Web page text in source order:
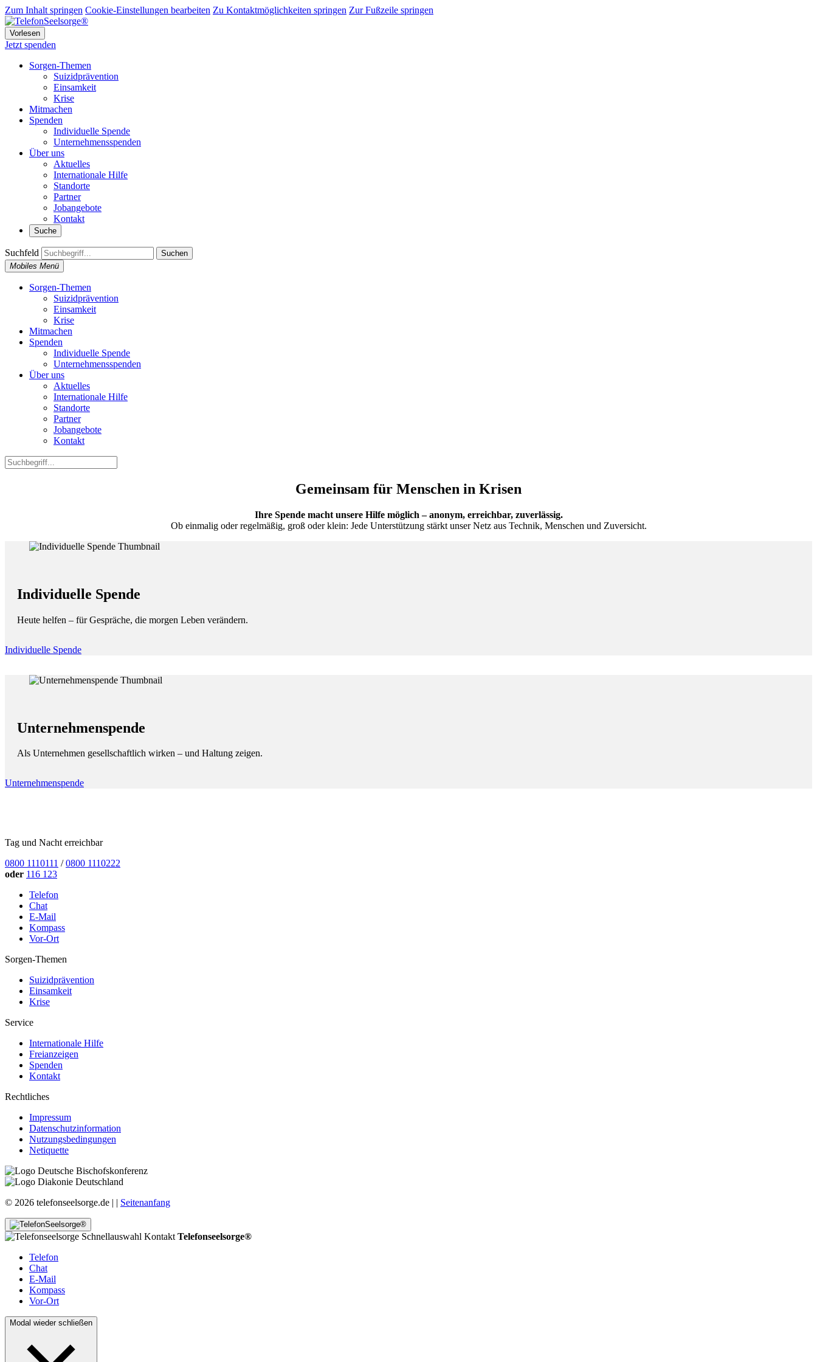
Zum Inhalt springen Cookie-Einstellungen bearbeiten Zu Kontaktmöglichkeiten springen Zur Fußzeile springen
Vorlesen
Jetzt spenden
Sorgen-Themen
Suizidprävention
Einsamkeit
Krise
Mitmachen
Spenden
Individuelle Spende
Unternehmensspenden
Über uns
Aktuelles
Internationale Hilfe
Standorte
Partner
Jobangebote
Kontakt
Suche
Suchfeld
Suchen
Mobiles Menü
Sorgen-Themen
Suizidprävention
Einsamkeit
Krise
Mitmachen
Spenden
Individuelle Spende
Unternehmensspenden
Über uns
Aktuelles
Internationale Hilfe
Standorte
Partner
Jobangebote
Kontakt
Gemeinsam für Menschen in Krisen
Ihre Spende macht unsere Hilfe möglich – anonym, erreichbar, zuverlässig.
Ob einmalig oder regelmäßig, groß oder klein: Jede Unterstützung stärkt unser Netz aus Technik, Menschen und Zuversicht.
Individuelle Spende
Heute helfen – für Gespräche, die morgen Leben verändern.
Individuelle Spende
Unternehmenspende
Als Unternehmen gesellschaftlich wirken – und Haltung zeigen.
Unternehmenspende
Tag und Nacht erreichbar
0800 1110111 /0800 1110222
oder 116 123
Telefon
Chat
E-Mail
Kompass
Vor-Ort
Sorgen-Themen
Suizidprävention
Einsamkeit
Krise
Service
Internationale Hilfe
Freianzeigen
Spenden
Kontakt
Rechtliches
Impressum
Datenschutzinformation
Nutzungsbedingungen
Netiquette
© 2026 telefonseelsorge.de | | Seitenanfang
Telefonseelsorge®
Telefon
Chat
E-Mail
Kompass
Vor-Ort
Modal wieder schließen